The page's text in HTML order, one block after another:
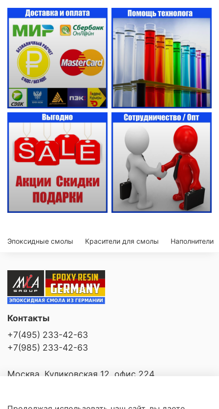
Эпоксидные смолы Красители для смолы Наполнители
Контакты
+7(495) 233-42-63
+7(985) 233-42-63
Москва, Куликовская 12, офис 224